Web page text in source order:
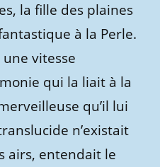
la fille des plaines
à la Perle.
vitesse
qui la liait à la
qu’il lui
n’existait
airs, entendait le